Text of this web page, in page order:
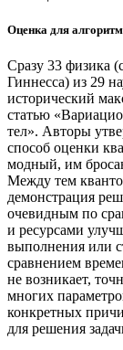
Оценка для
Сразу 33 физика
Гиннесса) из 29
исторический
статью
тел». Авторы
способ оценки
модный, им
Между тем
демонстрация
очевидным по
и ресурсами
выполнения или
сравнением
не возникает,
многих
конкретных
для решения